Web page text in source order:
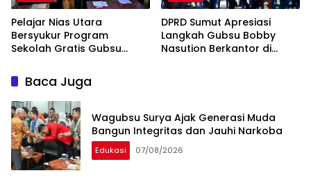
Pelajar Nias Utara
Bersyukur Program
Sekolah Gratis Gubsu
Beban Orang Tua
DPRD Sumut Apresiasi
Langkah Gubsu Bobby
Nasution Berkantor di
Baca Juga
Wagubsu Surya Ajak Generasi Muda
Bangun Integritas dan Jauhi Narkoba
Edukasi 07/08/2026